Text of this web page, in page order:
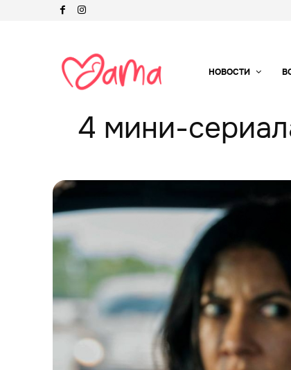
НОВОСТИ
4 мини-